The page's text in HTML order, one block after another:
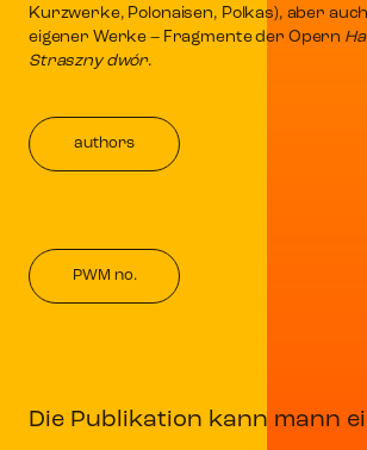
Kurzwerke, Polonaisen, Polkas), aber
eigener Werke – Fragmente der Opern
Straszny dwór.
authors
PWM no.
Die Publikation kann mann